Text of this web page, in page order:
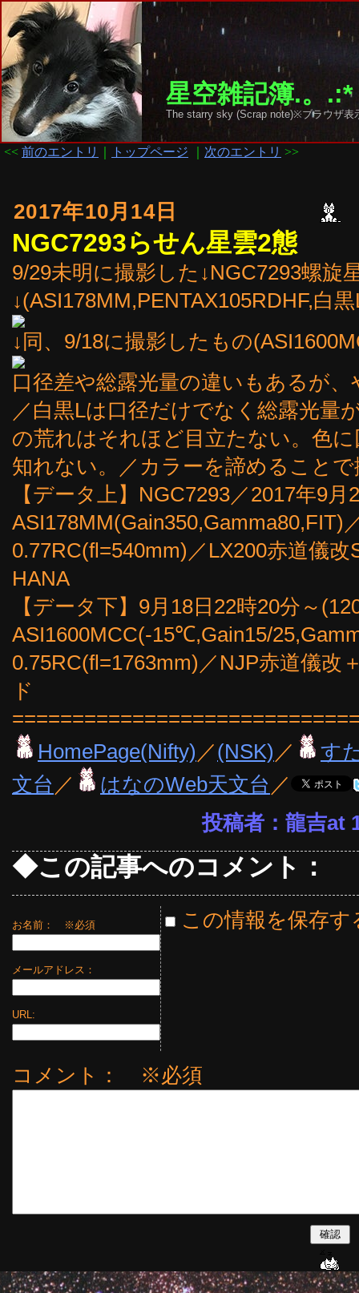
星空雑記簿.。
The starry sky (Scrap note)※ブラウザ
<< 前のエントリ トップページ 次のエントリ >>
2017年10月14日
NGC7293らせん星雲2態
9/29未明に撮影した↓NGC7293螺旋
↓(ASI178MM,PENTAX105RDHF,白
↓同、9/18に撮影したもの
口径差や総露光量の違いもあるが
／白黒Lは口径だけでなく総露光量
の荒れはそれほど目立たない。色
知れない。／カラーを諦めること
【データ上】NGC7293／2017年9
ASI178MM(Gain350,Gamma80,FIT)
0.77RC(fl=540mm)／LX200赤道儀
HANA
【データ下】9月18日22時20分～
ASI1600MCC(-15℃,Gain15/
0.75RC(fl=1763mm)／NJP赤道儀改
ド
HomePage(Nifty) ／(NSK) ／
す
文台 ／ はなのWeb天文台 ／
投稿者：龍吉at
◆この記事へのコメント：
お名前： ※必須
メールアドレス：
URL:
この情報を保存す
コメント： ※必須